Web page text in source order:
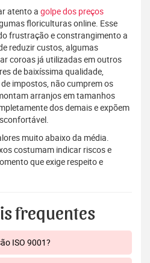
atento a golpe dos preços
floriculturas online. Esse
frustração e constrangimento a
reduzir custos, algumas
coroas já utilizadas em outros
de baixíssima qualidade,
impostos, não cumprem os
arranjos em tamanhos
dos demais e expõem
muito abaixo da média.
costumam indicar riscos e
que exige respeito e
frequentes
ISO 9001?